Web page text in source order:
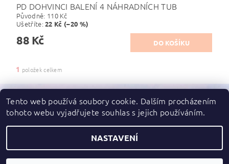
PD DOHVINCI BALENÍ 4 NÁHRADNÍCH TUB
Původně: 110 Kč
Ušetříte:22 Kč (–20 %)
88 Kč
1 položek celkem
Zboží.cz | Heureka.cz
2026 ©dupydup, všechna práva vyhrazena
Tento web používá soubory cookie. Dalším procházením
tohoto webu vyjadřujete souhlas s jejich používáním.
NASTAVENÍ